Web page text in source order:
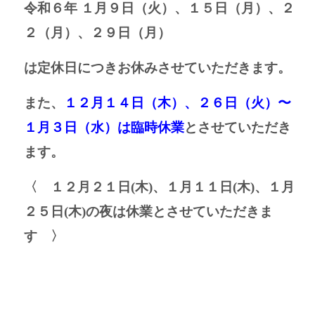
令和６年 １月９日（火）、１５ 日（月）、２
２（月）、２９日（月）
は定休日につきお休みさせていただきます。
また、
１２月１４日（木）、２６日（火）〜
１月３日（水） は臨時休業とさせていただき
ます。
〈 １２月２１日(木)、１月１１日(木)、１月
２５日(木)の夜は休業とさせていただきま
す 〉